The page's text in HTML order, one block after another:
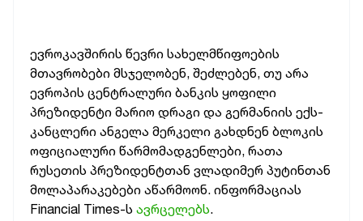
ევროკავშირის წევრი სახელმწიფოების
მთავრობები მსჯელობენ, შეძლებენ, თუ არა
ევროპის ცენტრალური ბანკის ყოფილი
პრეზიდენტი მარიო დრაგი და გერმანიის ექს-
კანცლერი ანგელა მერკელი გახდნენ ბლოკის
ოფიციალური წარმომადგენლები, რათა
რუსეთის პრეზიდენტთან ვლადიმერ პუტინთან
მოლაპარაკებები აწარმოონ. ინფორმაციას
Financial Times-ს ავრცელებს.